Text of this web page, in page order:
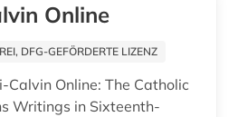
(6)
divina commedia (3)
Online
DFG-GEFÖRDERTE LIZENZ
Calvin Online: The Catholic
Writings in Sixteenth-